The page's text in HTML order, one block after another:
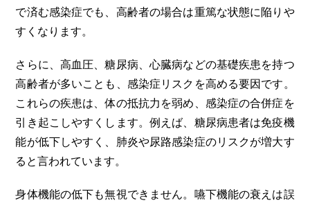
で済む感染症でも、高齢者の場合は重篤な状態に陥りや
すくなります。
さらに、高血圧、糖尿病、心臓病などの基礎疾患を持つ
高齢者が多いことも、感染症リスクを高める要因です。
これらの疾患は、体の抵抗力を弱め、感染症の合併症を
引き起こしやすくします。例えば、糖尿病患者は免疫機
能が低下しやすく、肺炎や尿路感染症のリスクが増大す
ると言われています。
身体機能の低下も無視できません。嚥下機能の衰えは誤